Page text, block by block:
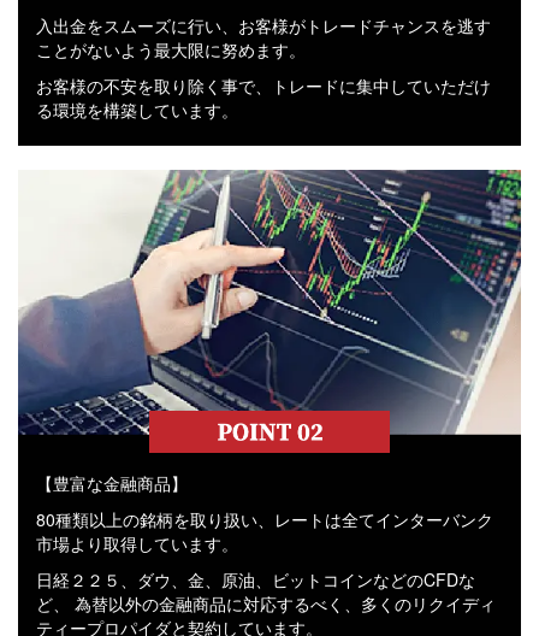
入出金をスムーズに行い、お客様がトレードチャンスを逃す
ことがないよう最大限に努めます。
お客様の不安を取り除く事で、トレードに集中していただけ
る環境を構築しています。
【豊富な金融商品】
80種類以上の銘柄を取り扱い、レートは全てインターバンク
市場より取得しています。
日経２２５、ダウ、金、原油、ビットコインなどのCFDな
ど、 為替以外の金融商品に対応するべく、多くのリクイディ
ティープロパイダと契約しています。